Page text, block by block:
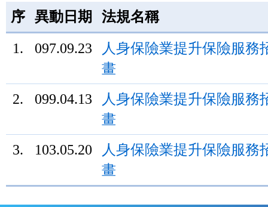
鈕
區
序 異動日期 法規名稱
1. 097.09.23
人身保險業提升保險服務
畫
2.
099.04.13
人身保險業提升保險服務
畫
3.
103.05.20
人身保險業提升保險服務
畫